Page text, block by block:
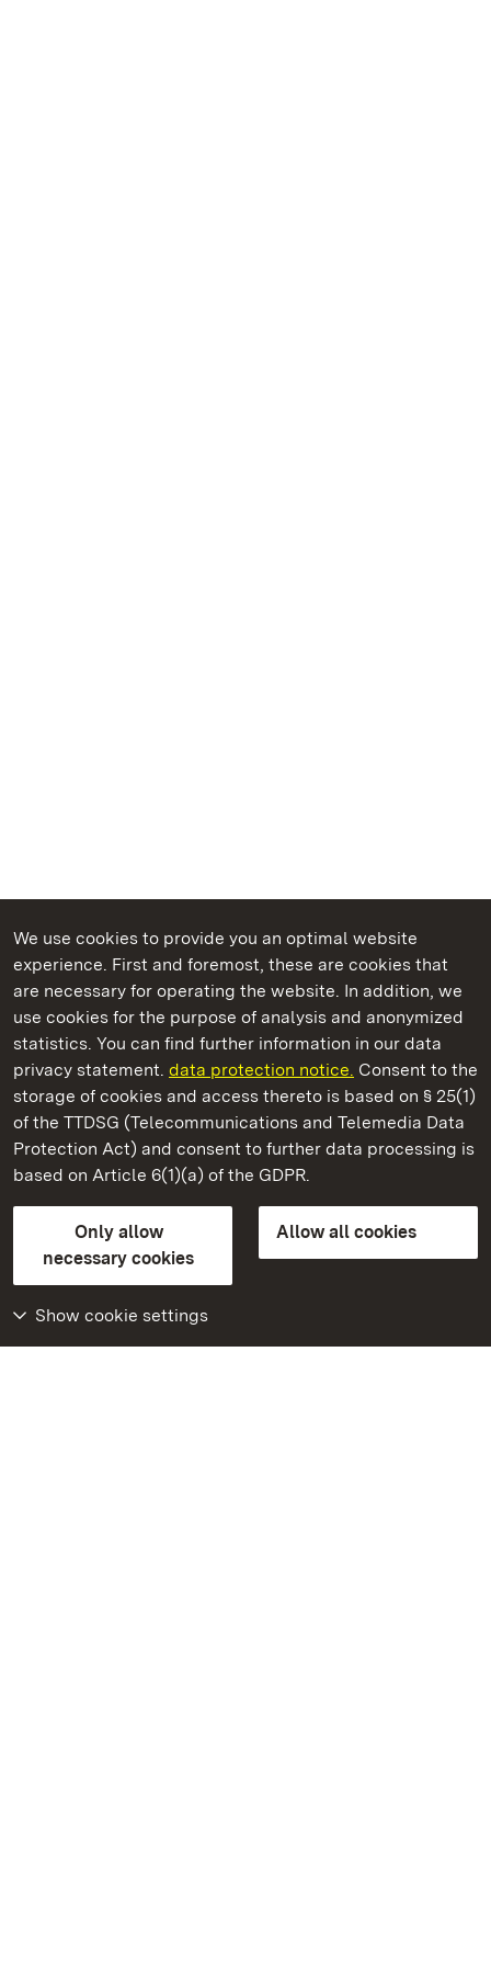
We use cookies to provide you an optimal website
experience. First and foremost, these are cookies that
are necessary for operating the website. In addition, we
use cookies for the purpose of analysis and anonymized
statistics. You can find further information in our data
privacy statement. data protection notice. Consent to the
storage of cookies and access thereto is based on § 25(1)
of the TTDSG (Telecommunications and Telemedia Data
Protection Act) and consent to further data processing is
based on Article 6(1)(a) of the GDPR.
Only allow
necessary cookies
Allow all cookies
Show cookie settings
State Palaces and Gardens of Baden-Wuerttemberg
Maulbronn Monastery
State Palaces and Gardens of Baden-Wuerttemberg
Contact usFAQMasthead
Declaration on barrier-free access
BITV-konform (geprüfte Seiten)